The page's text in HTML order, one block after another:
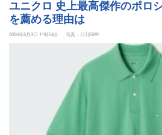
ユニクロ 史上最高傑作のポロ
を薦める理由は
2026年6月9日 11時54分 写真：日刊SPA!